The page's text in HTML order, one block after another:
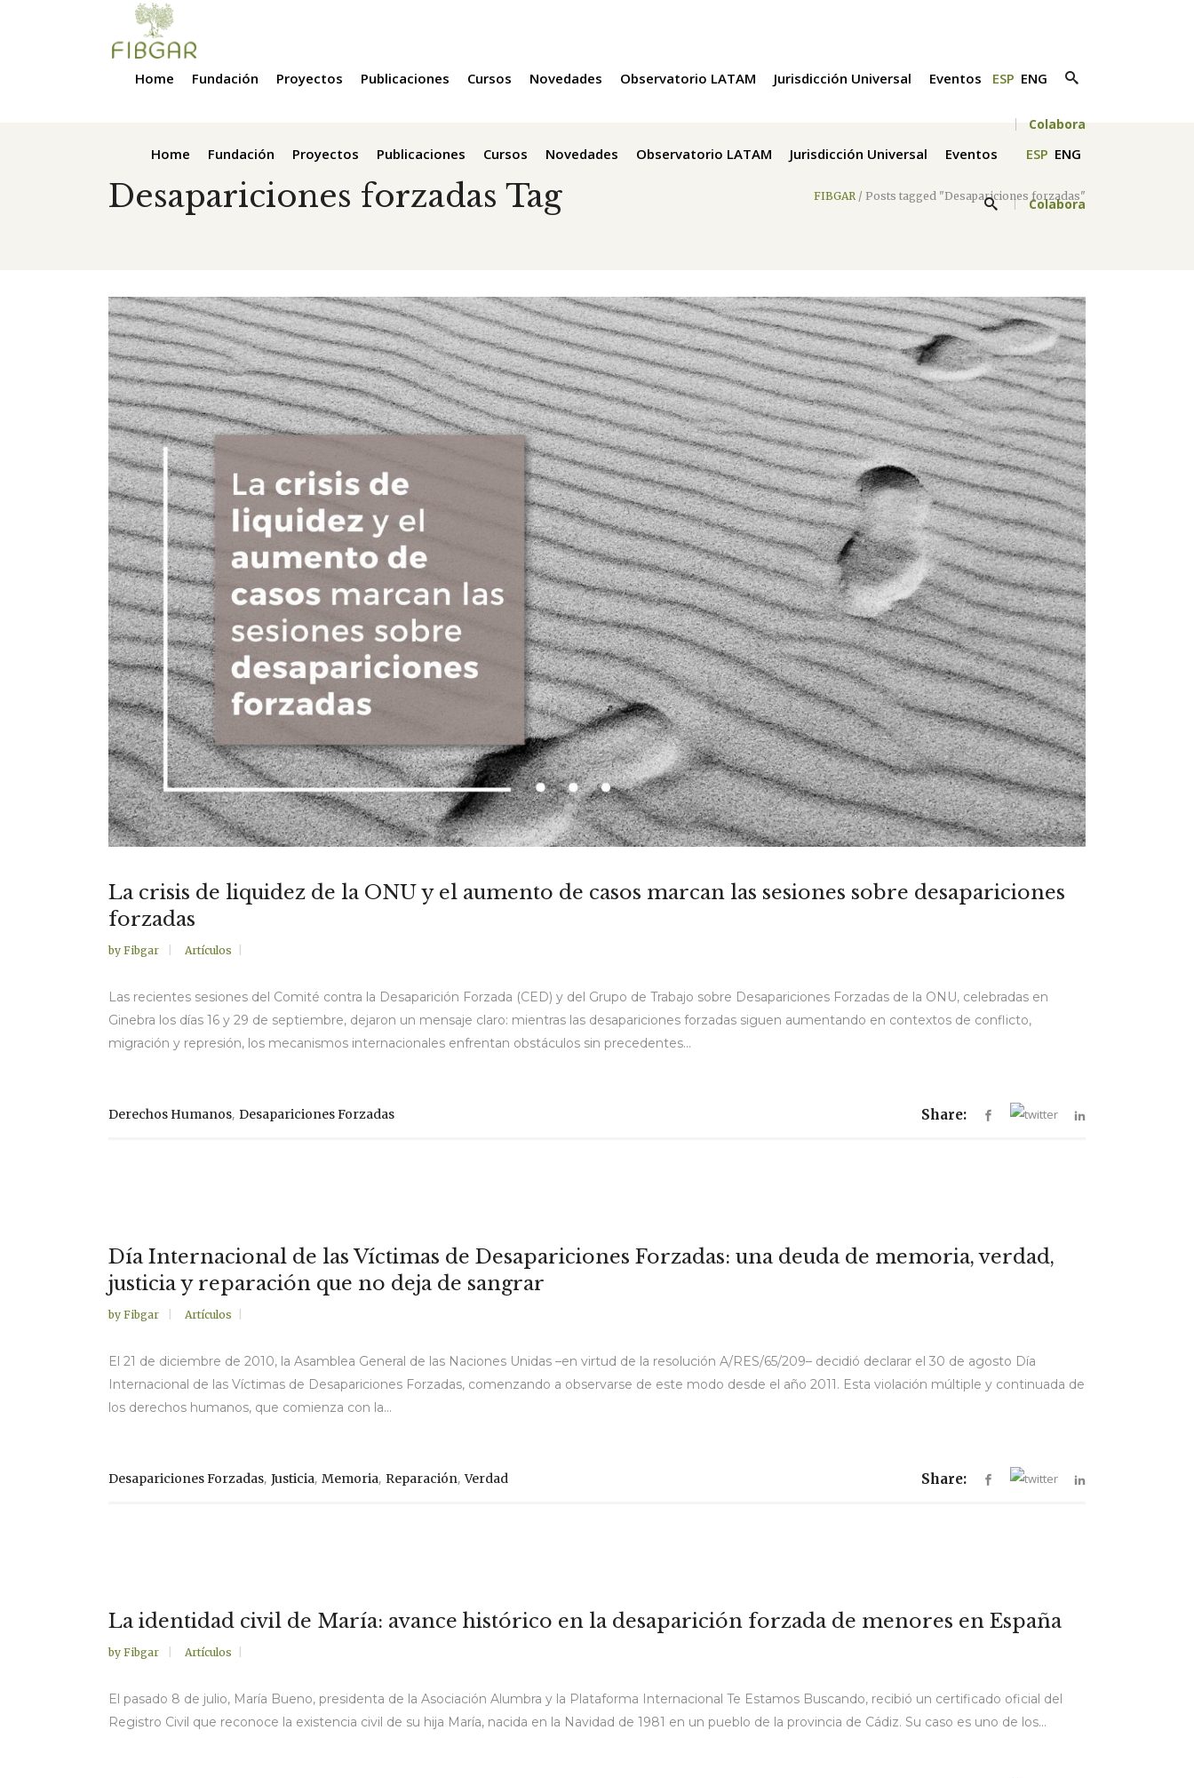
Home Fundación Proyectos Publicaciones Cursos Novedades Observatorio LATAM Jurisdicción Universal Eventos ESP ENG
Colabora
Home Fundación Proyectos Publicaciones Cursos Novedades Observatorio LATAM Jurisdicción Universal Eventos ESP ENG
Colabora
Desapariciones forzadas Tag FIBGAR / Posts tagged "Desapariciones forzadas"
La crisis de liquidez de la ONU y el aumento de casos marcan las sesiones sobre desapariciones
forzadas
by Fibgar Artículos
Las recientes sesiones del Comité contra la Desaparición Forzada (CED) y del Grupo de Trabajo sobre Desapariciones Forzadas de la ONU, celebradas en
Ginebra los días 16 y 29 de septiembre, dejaron un mensaje claro: mientras las desapariciones forzadas siguen aumentando en contextos de conflicto,
migración y represión, los mecanismos internacionales enfrentan obstáculos sin precedentes...
Derechos Humanos, Desapariciones Forzadas Share:
Día Internacional de las Víctimas de Desapariciones Forzadas: una deuda de memoria, verdad,
justicia y reparación que no deja de sangrar
by Fibgar Artículos
El 21 de diciembre de 2010, la Asamblea General de las Naciones Unidas –en virtud de la resolución A/RES/65/209– decidió declarar el 30 de agosto Día
Internacional de las Víctimas de Desapariciones Forzadas, comenzando a observarse de este modo desde el año 2011. Esta violación múltiple y continuada de
los derechos humanos, que comienza con la...
Desapariciones Forzadas, Justicia, Memoria, Reparación,Verdad Share:
La identidad civil de María: avance histórico en la desaparición forzada de menores en España
by Fibgar Artículos
El pasado 8 de julio, María Bueno, presidenta de la Asociación Alumbra y la Plataforma Internacional Te Estamos Buscando, recibió un certificado oficial del
Registro Civil que reconoce la existencia civil de su hija María, nacida en la Navidad de 1981 en un pueblo de la provincia de Cádiz. Su caso es uno de los...